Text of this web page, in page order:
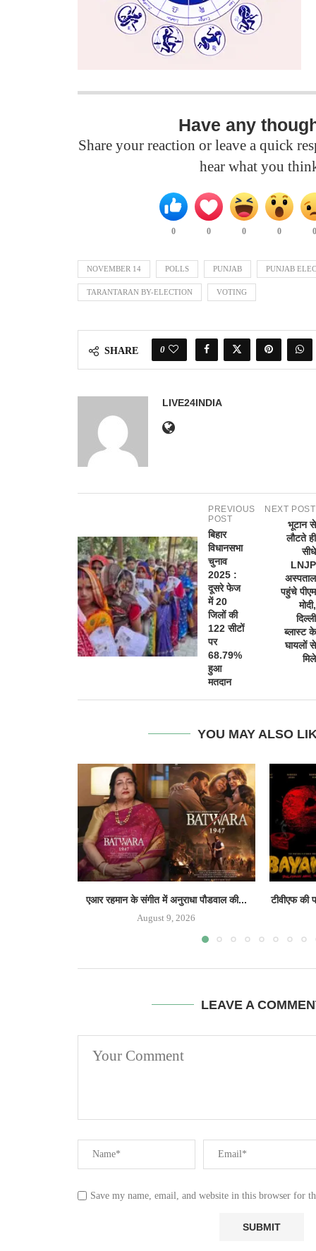
Have any
Share your reaction or leave a quick
hear what you
0 0 0 0
NOVEMBER 14 POLLS PUNJAB PUNJAB
TARANTARAN BY-ELECTION VOTING
SHARE 0
LIVE24INDIA
PREVIOUS
POST
बिहार
विधानसभा
चुनाव
2025 :
दूसरे फेज
में 20
जिलों की
122 सीटों
पर
68.79%
हुआ
मतदान
NEXT POST
भूटान से
लौटते ही
सीधे
LNJP
अस्पताल
पहुंचे पीएम
मोदी,
दिल्ली
ब्लास्ट के
घायलों से
मिले
YOU MAY ALSO
एआर रहमान के संगीत में अनुराधा पौडवाल की...
August 9, 2026
टीवीएफ की
LEAVE A
Save my name, email, and website in this browser for